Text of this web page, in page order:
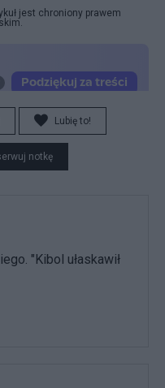
jest chroniony prawem
Lubię to!
notkę
"Kibol ułaskawił